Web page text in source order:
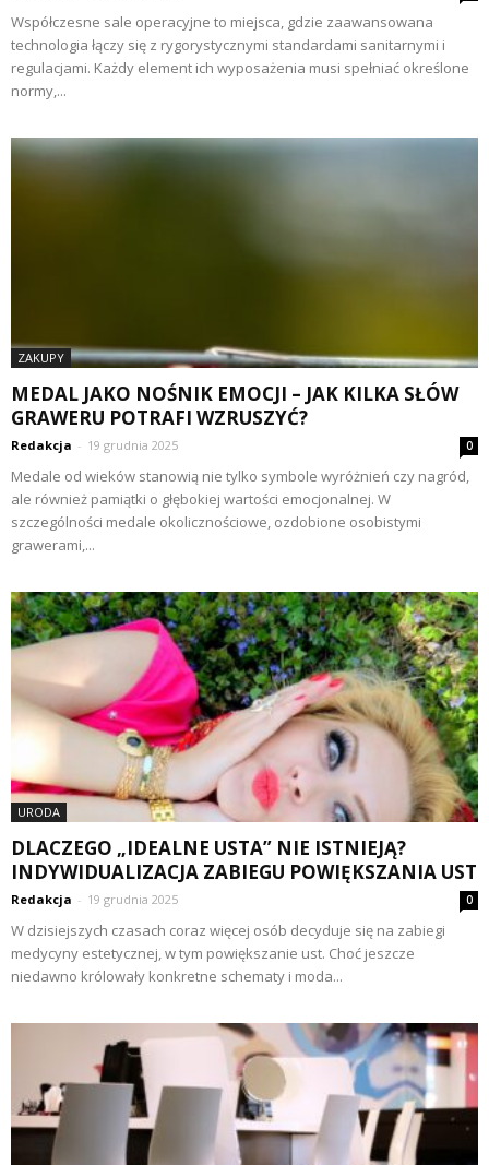
Współczesne sale operacyjne to miejsca, gdzie zaawansowana
technologia łączy się z rygorystycznymi standardami sanitarnymi i
regulacjami. Każdy element ich wyposażenia musi spełniać określone
normy,...
ZAKUPY
MEDAL JAKO NOŚNIK EMOCJI – JAK KILKA SŁÓW
GRAWERU POTRAFI WZRUSZYĆ?
Redakcja - 19 grudnia 2025 0
Medale od wieków stanowią nie tylko symbole wyróżnień czy nagród,
ale również pamiątki o głębokiej wartości emocjonalnej. W
szczególności medale okolicznościowe, ozdobione osobistymi
grawerami,...
URODA
DLACZEGO „IDEALNE USTA” NIE ISTNIEJĄ?
INDYWIDUALIZACJA ZABIEGU POWIĘKSZANIA UST
Redakcja - 19 grudnia 2025 0
W dzisiejszych czasach coraz więcej osób decyduje się na zabiegi
medycyny estetycznej, w tym powiększanie ust. Choć jeszcze
niedawno królowały konkretne schematy i moda...